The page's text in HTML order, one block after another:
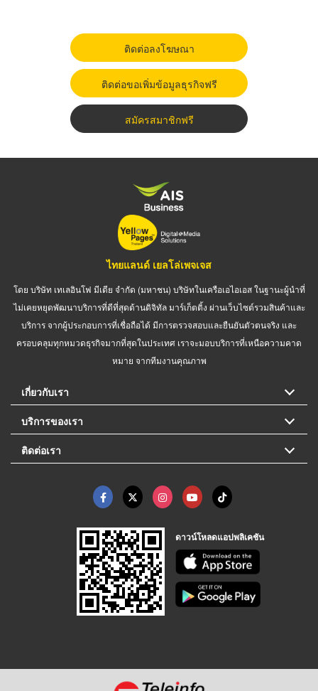
ติดต่อลงโฆษณา
ติดต่อขอเพิ่มข้อมูลธุรกิจฟรี
สมัครสมาชิกฟรี
ไทยแลนด์ เยลโล่เพจเจส
โดย บริษัท เทเลอินโฟ มีเดีย จำกัด (มหาชน) บริษัทในเครือเอไอเอส ในฐานะผู้นำที่
ไม่เคยหยุดพัฒนาบริการที่ดีที่สุดด้านดิจิทัล มาร์เก็ตติ้ง ผ่านเว็บไซต์รวมสินค้าและ
บริการ จากผู้ประกอบการที่เชื่อถือได้ มีการตรวจสอบและยืนยันตัวตนจริง และ
ครอบคลุมทุกหมวดธุรกิจมากที่สุดในประเทศ เราจะมอบบริการที่เหนือความคาด
หมาย จากทีมงานคุณภาพ
เกี่ยวกับเรา
บริการของเรา
ติดต่อเรา
ดาวน์โหลดแอปพลิเคชัน